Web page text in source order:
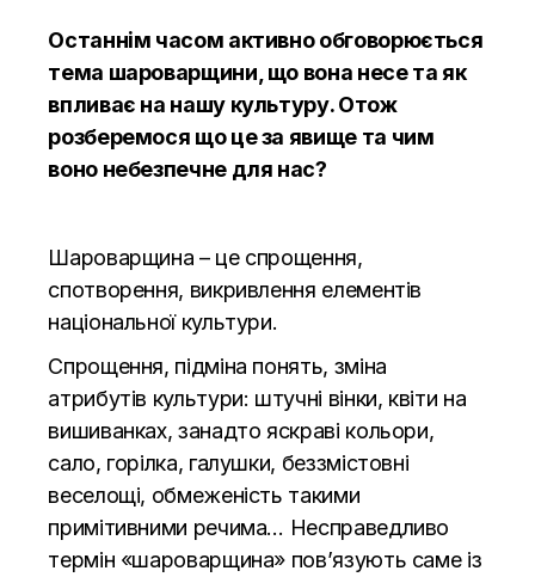
Останнім часом активно обговорюється
тема шароварщини, що вона несе та як
впливає на нашу культуру. Отож
розберемося що це за явище та чим
воно небезпечне для нас?
Шароварщина – це спрощення,
спотворення, викривлення елементів
національної культури.
Спрощення, підміна понять, зміна
атрибутів культури: штучні вінки, квіти на
вишиванках, занадто яскраві кольори,
сало, горілка, галушки, беззмістовні
веселощі, обмеженість такими
примітивними речима… Несправедливо
термін «шароварщина» пов’язують саме із